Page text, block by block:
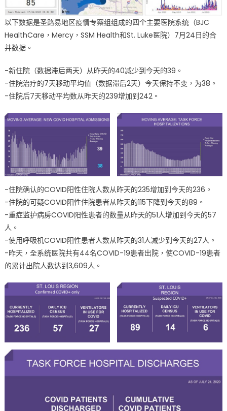
以下数据是圣路易地区疫情专案组组成的四个主要医院系统（BJC
HealthCare，Mercy，SSM Health和St. Luke医院）7月24日的合
并数据。
-新住院（数据滞后两天）从昨天的40减少到今天的39。
-住院治疗的7天移动平均值（数据滞后2天）今天保持不变，为38。
-住院后7天移动平均数从昨天的239增加到242。
-住院确认的COVID阳性住院人数从昨天的235增加到今天的236。
-住院的可疑COVID阳性住院患者从昨天的115下降到今天的89。
-重症监护病房COVID阳性患者的数量从昨天的51人增加到今天的57
人。
-使用呼吸机COVID阳性患者人数从昨天的31人减少到今天的27人。
-昨天，全系统医院共有44名COVID-19患者出院，使COVID-19患者
的累计出院人数达到3,609人。